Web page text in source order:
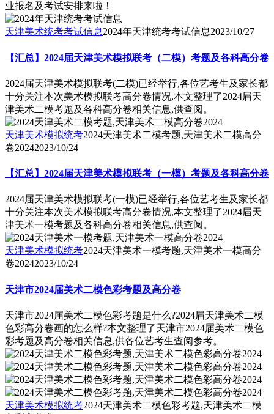
业报名及考试安排来啦！
天津美术统考考试信息2024年天津统考考试信息2023/10/27
【汇总】2024届天津美术模拟联考（二模）考题及各科高分卷
2024届天津美术模拟联考(二模)已经举行,各位艺考生及家长都
十分关注本次美术模拟联考高分卷情况,本文整理了2024届天
津美术二模考题及各科高分卷相关信息,供查阅。
天津美术模拟统考2024天津美术二模考题,天津美术二模高分
卷20242023/10/24
【汇总】2024届天津美术模拟联考（一模）考题及各科高分卷
2024届天津美术模拟联考(一模)已经举行,各位艺考生及家长都
十分关注本次美术模拟联考高分卷情况,本文整理了2024届天
津美术一模考题及各科高分卷相关信息,供查阅。
天津美术模拟统考2024天津美术一模考题,天津美术一模高分
卷20242023/10/24
天津市2024届美术二模色彩考题及高分卷
天津市2024届美术二模色彩考题是什么?2024届天津美术二模
色彩高分卷画的怎么样?本文整理了天津市2024届美术二模色
彩考题及高分卷相关信息,供各位艺考生查阅参考。
天津美术模拟统考2024天津美术二模色彩考题,天津美术二模